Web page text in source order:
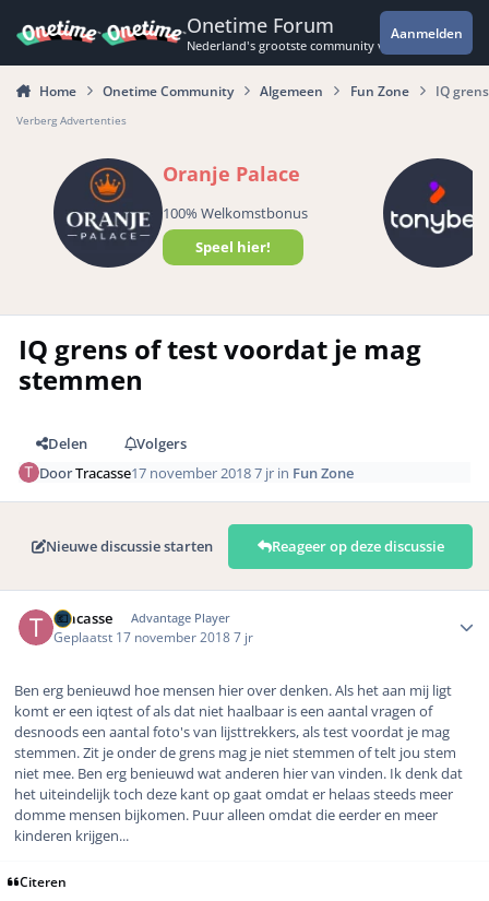
Onetime Forum
Nederland's grootste community voor de
Aanmelden
Home Onetime Community Algemeen Fun Zone IQ
Verberg Advertenties
Oranje Palace
100% Welkomstbonus
Speel hier!
IQ grens of test voordat je mag
stemmen
Delen
Volgers
DoorTracasse17 november 20187 jr in Fun Zone
Nieuwe discussie starten Reageer op deze discussie
Tracasse Advantage Player
Geplaatst 17 november 20187 jr
Ben erg benieuwd hoe mensen hier over denken. Als het aan mij ligt
komt er een iqtest of als dat niet haalbaar is een aantal vragen of
desnoods een aantal foto's van lijsttrekkers, als test voordat je mag
stemmen. Zit je onder de grens mag je niet stemmen of telt jou stem
niet mee. Ben erg benieuwd wat anderen hier van vinden. Ik denk dat
het uiteindelijk toch deze kant op gaat omdat er helaas steeds meer
domme mensen bijkomen. Puur alleen omdat die eerder en meer
kinderen krijgen...
Citeren